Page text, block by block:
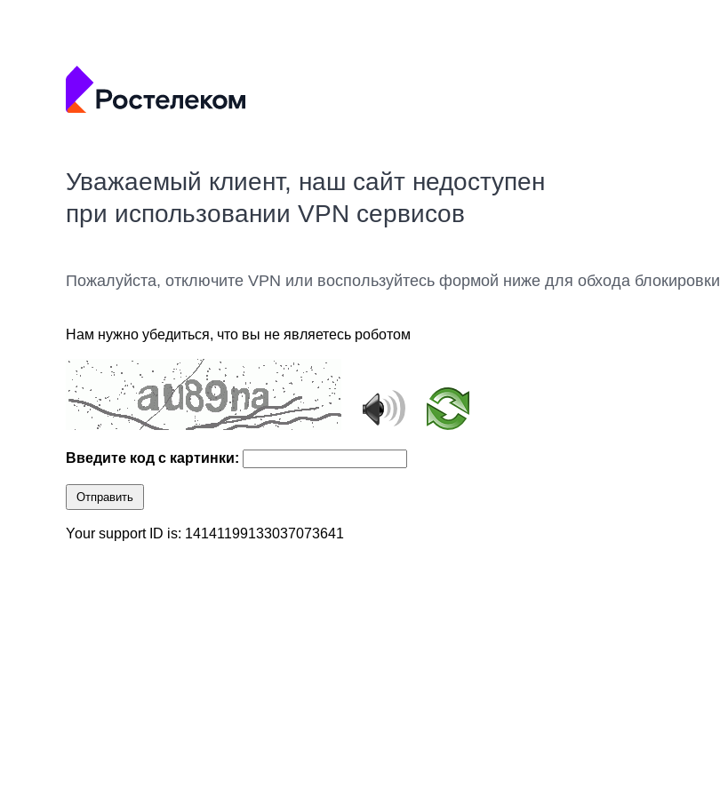
Уважаемый клиент, наш сайт недоступен
при использовании VPN сервисов
Пожалуйста, отключите VPN или воспользуйтесь формой ниже для обхода блокировки
Нам нужно убедиться, что вы не являетесь роботом
Введите код с картинки:
Отправить
Your support ID is: 14141199133037073641